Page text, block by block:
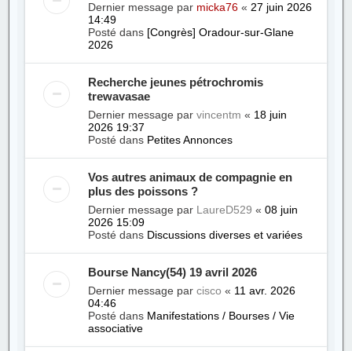
Dernier message par micka76 « 27 juin 2026
14:49
Posté dans [Congrès] Oradour-sur-Glane
2026
Recherche jeunes pétrochromis
trewavasae
Dernier message parvincentm « 18 juin
2026 19:37
Posté dans Petites Annonces
Vos autres animaux de compagnie en
plus des poissons ?
Dernier message par LaureD529 «08 juin
2026 15:09
Posté dans Discussions diverses et variées
Bourse Nancy(54) 19 avril 2026
Dernier message parcisco « 11 avr. 2026
04:46
Posté dans Manifestations / Bourses / Vie
associative